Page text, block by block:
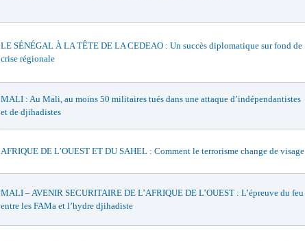
LE SÉNÉGAL À LA TÊTE DE LA CEDEAO : Un succès diplomatique sur fond de
crise régionale
MALI : Au Mali, au moins 50 militaires tués dans une attaque d’indépendantistes
et de djihadistes
AFRIQUE DE L’OUEST ET DU SAHEL : Comment le terrorisme change de visage
MALI – AVENIR SECURITAIRE DE L’AFRIQUE DE L’OUEST : L’épreuve du feu
entre les FAMa et l’hydre djihadiste